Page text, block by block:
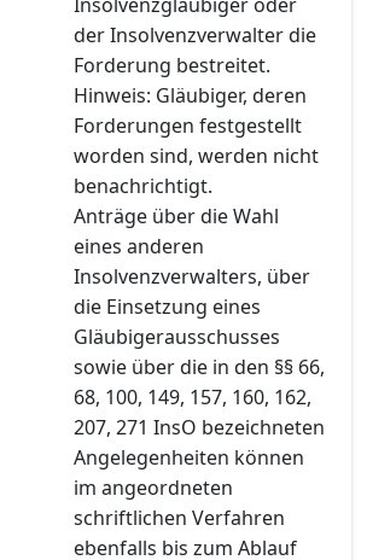
der Insolvenzverwalter die
Forderung bestreitet.
Hinweis: Gläubiger, deren
Forderungen festgestellt
worden sind, werden nicht
benachrichtigt.
Anträge über die Wahl
eines anderen
Insolvenzverwalters, über
die Einsetzung eines
Gläubigerausschusses
sowie über die in den §§ 66,
68, 100, 149, 157, 160, 162,
207, 271 InsO bezeichneten
Angelegenheiten können
im angeordneten
schriftlichen Verfahren
ebenfalls bis zum Ablauf